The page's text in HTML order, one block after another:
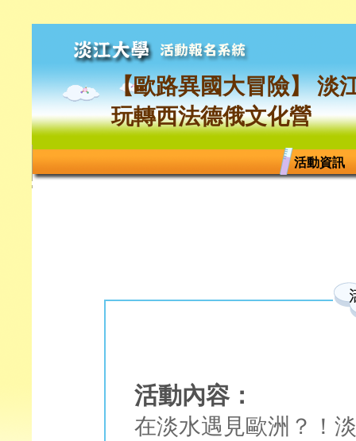
【歐路異國大冒險】 淡
玩轉西法德俄文化營
活動資訊
活動內容：
在淡水遇見歐洲？！